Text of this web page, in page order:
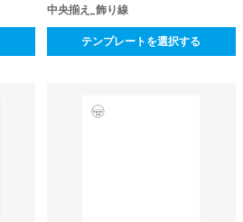
中央揃え_飾り線
テンプレートを選択する